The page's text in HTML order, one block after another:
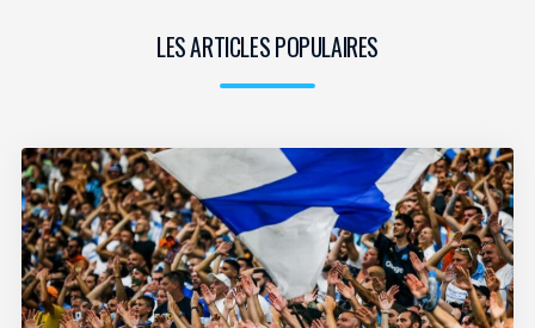
LES ARTICLES POPULAIRES